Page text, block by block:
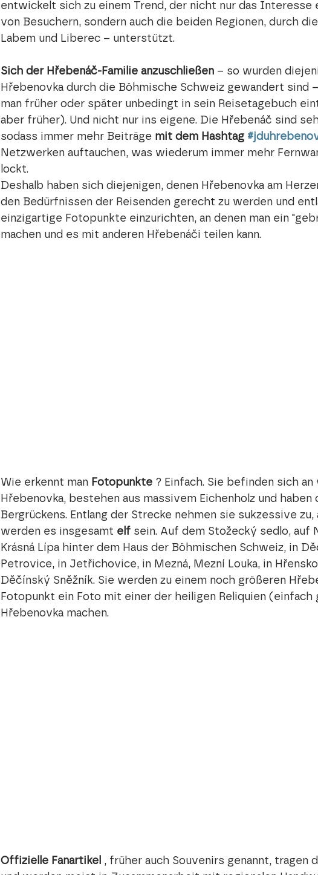
entwickelt sich zu einem Trend, der nicht nur das Interesse
von Besuchern, sondern auch die beiden Regionen, durch
Labem und Liberec – unterstützt.
Sich der Hřebenáč-Familie anzuschließen – so wurden
Hřebenovka durch die Böhmische Schweiz gewandert sind
man früher oder später unbedingt in sein Reisetagebuch
aber früher). Und nicht nur ins eigene. Die Hřebenáč sind
sodass immer mehr Beiträge mit dem Hashtag
Netzwerken auftauchen, was wiederum immer mehr
lockt.
Deshalb haben sich diejenigen, denen Hřebenovka am
den Bedürfnissen der Reisenden gerecht zu werden und
einzigartige Fotopunkte einzurichten, an denen man ein
machen und es mit anderen Hřebenáči teilen kann.
Wie erkennt man Fotopunkte ? Einfach. Sie befinden sich
Hřebenovka, bestehen aus massivem Eichenholz und haben
Bergrückens. Entlang der Strecke nehmen sie sukzessive zu,
werden es insgesamt elf sein. Auf dem Stožecký sedlo, auf
Krásná Lípa hinter dem Haus der Böhmischen Schweiz, in
Petrovice, in Jetřichovice, in Mezná, Mezní Louka, in
Děčínský Sněžník. Sie werden zu einem noch größeren
Fotopunkt ein Foto mit einer der heiligen Reliquien (einfach
Hřebenovka machen.
Offizielle Fanartikel , früher auch Souvenirs genannt, tragen